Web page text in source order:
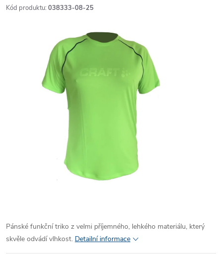
Kód produktu: 038333-08-25
Pánské funkční triko z velmi příjemného, lehkého materiálu, který
skvěle odvádí vlhkost. Detailní informace